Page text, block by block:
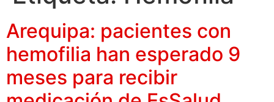
Arequipa: pacientes con
hemofilia han esperado 9
meses para recibir